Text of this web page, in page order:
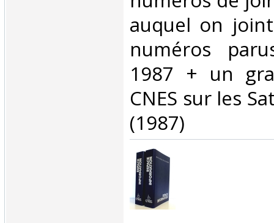
auquel on
numéros
1987 + un
CNES sur les
(1987)‎